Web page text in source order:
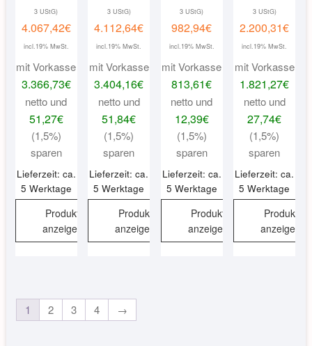
3 UStG)
4.067,42€
incl.19% MwSt.
mit Vorkasse
3.366,73€
netto und
51,27€
(1,5%)
sparen
Lieferzeit: ca.
5 Werktage
Produkt
anzeigen
3 UStG)
4.112,64€
incl.19% MwSt.
mit Vorkasse
3.404,16€
netto und
51,84€
(1,5%)
sparen
Lieferzeit: ca.
5 Werktage
Produkt
anzeigen
3 UStG)
982,94€
incl.19% MwSt.
mit Vorkasse
813,61€
netto und
12,39€
(1,5%)
sparen
Lieferzeit: ca.
5 Werktage
Produkt
anzeigen
3 UStG)
2.200,31€
incl.19% MwSt.
mit Vorkasse
1.821,27€
netto und
27,74€
(1,5%)
sparen
Lieferzeit: ca.
5 Werktage
Produkt
anzeigen
1 2 3 4 →